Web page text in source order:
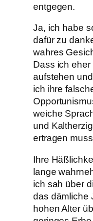
entgegen.
Ja, ich habe
dafür zu
wahres
Dass ich
aufstehen
ich ihre
weiche
und
ertragen
Ihre
lange
ich sah über
das dämliche
hohen Alter